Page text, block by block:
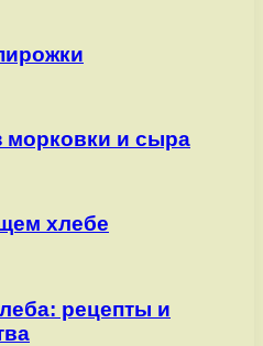
морковки и сыра
хлебе
рецепты и